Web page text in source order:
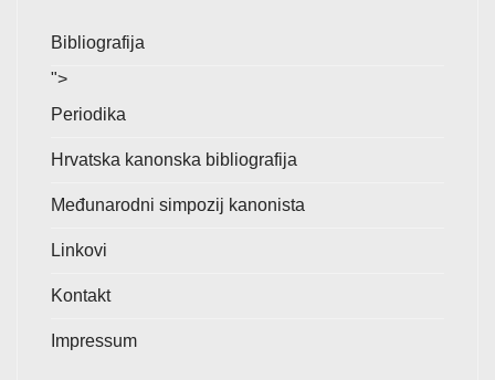
Bibliografija
">
Periodika
Hrvatska kanonska bibliografija
Međunarodni simpozij kanonista
Linkovi
Kontakt
Impressum